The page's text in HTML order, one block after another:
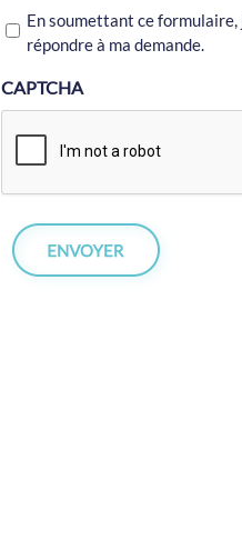
En soumettant ce
répondre à ma demande.
CAPTCHA